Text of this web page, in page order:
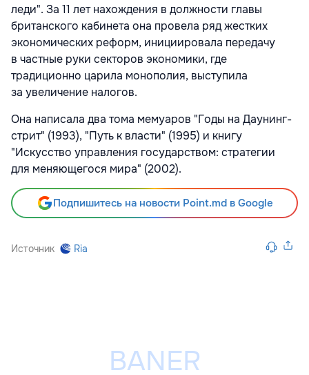
леди". За 11 лет нахождения в должности главы
британского кабинета она провела ряд жестких
экономических реформ, инициировала передачу
в частные руки секторов экономики, где
традиционно царила монополия, выступила
за увеличение налогов.
Она написала два тома мемуаров "Годы на Даунинг-
стрит" (1993), "Путь к власти" (1995) и книгу
"Искусство управления государством: стратегии
для меняющегося мира" (2002).
Подпишитесь на новости Point.md в Google
Источник Ria